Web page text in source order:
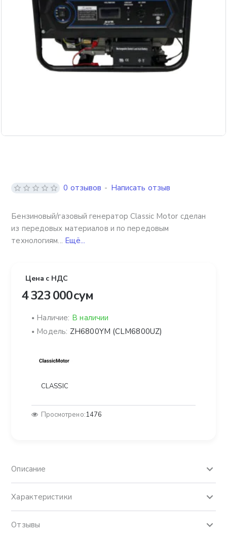
Бензиновый/газовый генератор Classic Motor сделан
из передовых материалов и по передовым
технологиям... Ещё...
0 отзывов - Написать отзыв
Цена с НДС
4 323 000 сум
Наличие: В наличии
Модель: ZH6800YM (CLM6800UZ)
CLASSIC
Просмотрено:1476
Описание
Характеристики
Отзывы